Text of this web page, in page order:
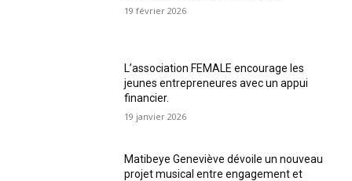
19 février 2026
L’association FEMALE encourage les
jeunes entrepreneures avec un appui
financier.
19 janvier 2026
Matibeye Geneviève dévoile un nouveau
projet musical entre engagement et